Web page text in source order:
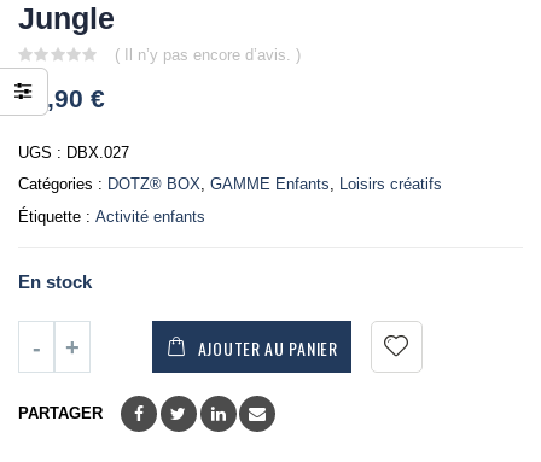
Jungle
out
( Il n’y pas encore d’avis. )
12,90 €
UGS : DBX.027
Catégories : DOTZ® BOX, GAMME Enfants, Loisirs créatifs
Étiquette : Activité enfants
En stock
AJOUTER AU PANIER
PARTAGER